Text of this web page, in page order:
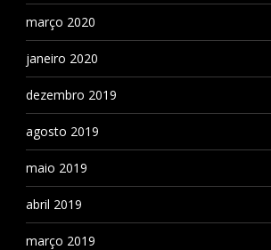
março 2020
janeiro 2020
dezembro 2019
agosto 2019
maio 2019
abril 2019
março 2019